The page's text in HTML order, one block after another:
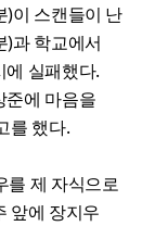
)이 스캔들이 난
)과 학교에서
에 실패했다.
준에 마음을
를 했다.
를 제 자식으로
앞에 장지우